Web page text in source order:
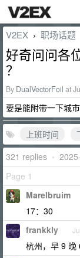
V2EX › 职场话题
好奇问问各
？
By DualVectorFoil at
要是能附带一下城市
上班时间
321 replies •
Page 1
Marelbruim
17：30
frankkly
杭州，早 9 晚